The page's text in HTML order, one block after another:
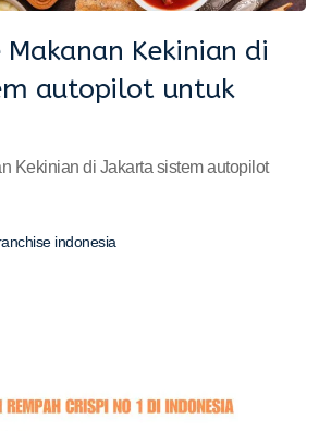
Makanan Kekinian di
autopilot untuk
Kekinian di Jakarta sistem autopilot
indonesia